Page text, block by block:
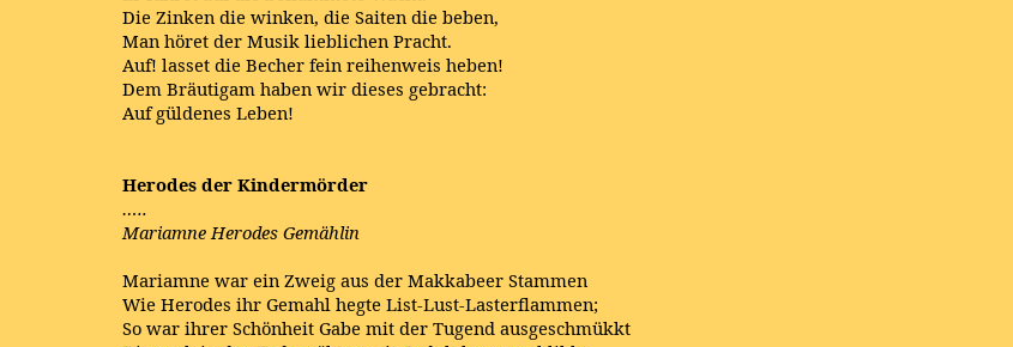
Die Zinken die winken, die Saiten die beben,
Man höret der Musik lieblichen Pracht.
Auf! lasset die Becher fein reihenweis heben!
Dem Bräutigam haben wir dieses gebracht:
Auf güldenes Leben!
Herodes der Kindermörder
…..
Mariamne Herodes Gemählin
Mariamne war ein Zweig aus der Makkabeer Stammen
Wie Herodes ihr Gemahl hegte List-Lust-Lasterflammen;
So war ihrer Schönheit Gabe mit der Tugend ausgeschmükkt